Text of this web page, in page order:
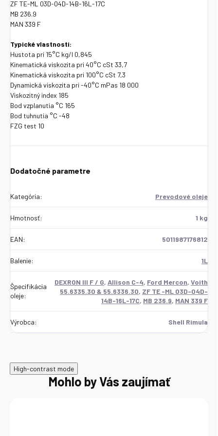
ZF TE-ML 03D-04D-14B-16L-17C
MB 236.9
MAN 339 F
Typické vlastnosti:
Hustota pri 15°C kg/l 0,845
Kinematická viskozita pri 40°C cSt 33,7
Kinematická viskozita pri 100°C cSt 7,3
Dynamická viskozita pri -40°C mPas 18 000
Viskozitný index 185
Bod vzplanutia °C 165
Bod tuhnutia °C -48
FZG test 10
Dodatočné parametre
Kategória: Prevodové oleje
Hmotnosť: 1 kg
EAN: 5011987176812
Balenie: 1L
Špecifikácia
oleje:
DEXRON III F / G, Allison C-4, Ford Mercon, Voith
55.6335.30 & 55.6336.30, ZF TE -ML 03D-04D-
14B-16L-17C, MB 236.9, MAN 339 F
Výrobca: Shell Rimula
High-contrast mode
Mohlo by Vás zaujímať